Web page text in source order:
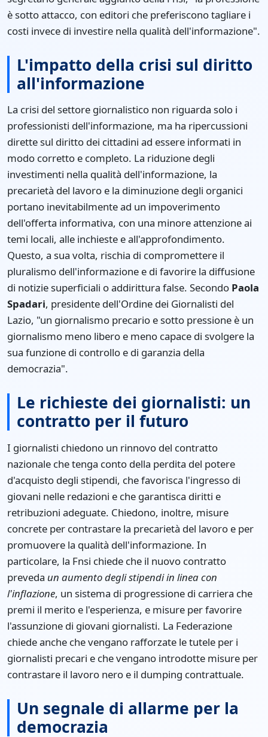
è sotto attacco, con editori che preferiscono tagliare i
costi invece di investire nella qualità dell'informazione".
L'impatto della crisi sul diritto
all'informazione
La crisi del settore giornalistico non riguarda solo i
professionisti dell'informazione, ma ha ripercussioni
dirette sul diritto dei cittadini ad essere informati in
modo corretto e completo. La riduzione degli
investimenti nella qualità dell'informazione, la
precarietà del lavoro e la diminuzione degli organici
portano inevitabilmente ad un impoverimento
dell'offerta informativa, con una minore attenzione ai
temi locali, alle inchieste e all'approfondimento.
Questo, a sua volta, rischia di compromettere il
pluralismo dell'informazione e di favorire la diffusione
di notizie superficiali o addirittura false. Secondo Paola
Spadari, presidente dell'Ordine dei Giornalisti del
Lazio, "un giornalismo precario e sotto pressione è un
giornalismo meno libero e meno capace di svolgere la
sua funzione di controllo e di garanzia della
democrazia".
Le richieste dei giornalisti: un
contratto per il futuro
I giornalisti chiedono un rinnovo del contratto
nazionale che tenga conto della perdita del potere
d'acquisto degli stipendi, che favorisca l'ingresso di
giovani nelle redazioni e che garantisca diritti e
retribuzioni adeguate. Chiedono, inoltre, misure
concrete per contrastare la precarietà del lavoro e per
promuovere la qualità dell'informazione. In
particolare, la Fnsi chiede che il nuovo contratto
preveda un aumento degli stipendi in linea con
l'inflazione, un sistema di progressione di carriera che
premi il merito e l'esperienza, e misure per favorire
l'assunzione di giovani giornalisti. La Federazione
chiede anche che vengano rafforzate le tutele per i
giornalisti precari e che vengano introdotte misure per
contrastare il lavoro nero e il dumping contrattuale.
Un segnale di allarme per la
democrazia